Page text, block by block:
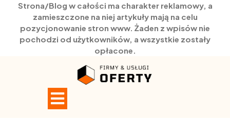
Strona/Blog w całości ma charakter reklamowy, a
zamieszczone na niej artykuły mają na celu
pozycjonowanie stron www. Żaden z wpisów nie
pochodzi od użytkowników, a wszystkie zostały
opłacone.